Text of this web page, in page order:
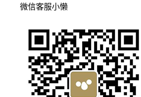
微信客服小懒